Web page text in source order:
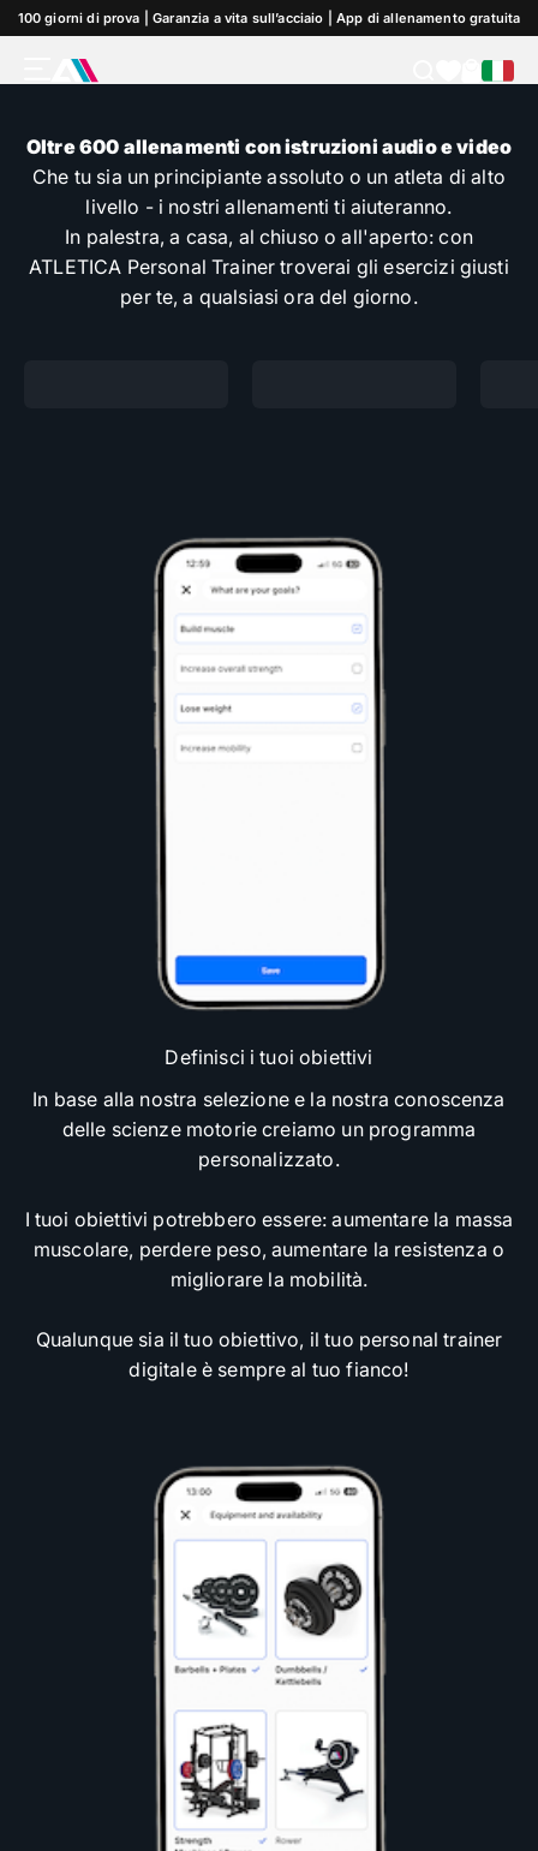
Vai al contenuto
100 giorni di prova | Garanzia a vita sull’acciaio | App di allenamento gratuita
ATLETICA Carrello
Oltre 600 allenamenti con istruzioni audio e video
Che tu sia un principiante assoluto o un atleta di alto
livello - i nostri allenamenti ti aiuteranno.
In palestra, a casa, al chiuso o all'aperto: con
ATLETICA Personal Trainer troverai gli esercizi giusti
per te, a qualsiasi ora del giorno.
Definisci i tuoi obiettivi
In base alla nostra selezione e la nostra conoscenza
delle scienze motorie creiamo un programma
personalizzato.
I tuoi obiettivi potrebbero essere: aumentare la massa
muscolare, perdere peso, aumentare la resistenza o
migliorare la mobilità.
Qualunque sia il tuo obiettivo, il tuo personal trainer
digitale è sempre al tuo fianco!